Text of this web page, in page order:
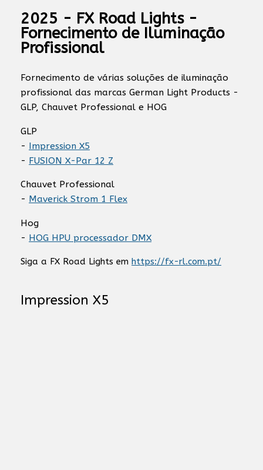
2025 - FX Road Lights -
Fornecimento de Iluminação
Profissional
Fornecimento de várias soluções de iluminação
profissional das marcas German Light Products -
GLP, Chauvet Professional e HOG
GLP
- Impression X5
- FUSION X-Par 12 Z
Chauvet Professional
- Maverick Strom 1 Flex
Hog
- HOG HPU processador DMX
Siga a FX Road Lights em https://fx-rl.com.pt/
Impression X5